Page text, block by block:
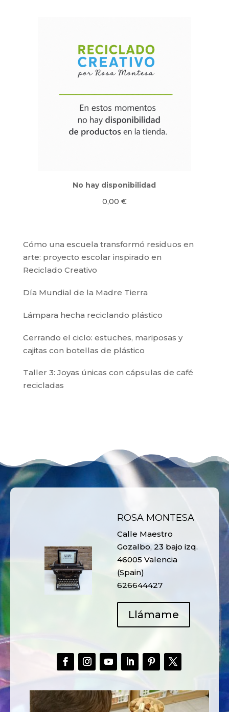
No hay disponibilidad
0,00 €
Cómo una escuela transformó residuos en
arte: proyecto escolar inspirado en
Reciclado Creativo
Día Mundial de la Madre Tierra
Lámpara hecha reciclando plástico
Cerrando el ciclo: estuches, mariposas y
cajitas con botellas de plástico
Taller 3: Joyas únicas con cápsulas de café
recicladas
ROSA MONTESA
Calle Maestro
Gozalbo, 23 bajo izq.
46005 Valencia
(Spain)
626644427
Llámame